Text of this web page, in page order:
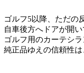
ゴルフ5以降、ただの
自車後方へドアが開
ゴルフ用のカーテシ
純正品ゆえの信頼性